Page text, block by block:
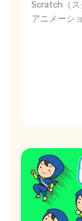
Scratch（ス
アニメーシ